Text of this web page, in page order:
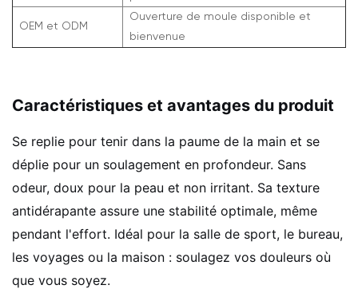
OEM et ODM
Ouverture de moule disponible et
bienvenue
Caractéristiques et avantages du produit
Se replie pour tenir dans la paume de la main et se
déplie pour un soulagement en profondeur. Sans
odeur, doux pour la peau et non irritant. Sa texture
antidérapante assure une stabilité optimale, même
pendant l'effort. Idéal pour la salle de sport, le bureau,
les voyages ou la maison : soulagez vos douleurs où
que vous soyez.